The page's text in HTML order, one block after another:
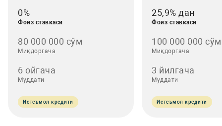
0%
Фоиз ставкаси
80 000 000 сўм
Миқдоргача
6 ойгача
Муддати
Истеъмол кредити
25,9% дан
Фоиз ставкаси
100 000 000 сўм
Миқдоргача
3 йилгача
Муддати
Истеъмол кредити